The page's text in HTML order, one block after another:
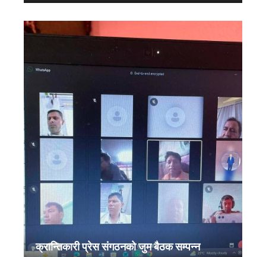
क्रान्तिकारी प्रेस संगठनको जुम बैठक सम्पन्न